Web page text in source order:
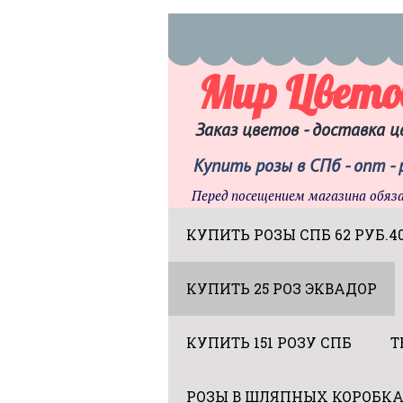
Мир
Заказ цветов - доставка
Купить розы в СПб - опт -
Перед посещением магазина
КУПИТЬ РОЗЫ СПБ 62
КУПИТЬ 25 РОЗ ЭКВАДОР
КУПИТЬ 151 РОЗУ СПБ
РОЗЫ В ШЛЯПНЫХ